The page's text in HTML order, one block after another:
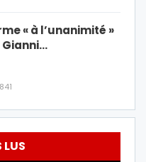
« à l’unanimité »
Gianni…
LUS